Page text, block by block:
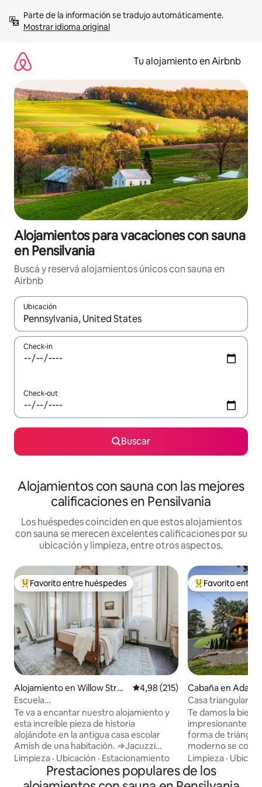
contenidoMostrar idioma original
Tu alojamiento en Airbnb
Alojamientos para vacaciones con sauna
en Pensilvania
Buscá y reservá alojamientos únicos con sauna en
Airbnb
Ubicación
Cuando los resultados estén disponibles, navegá con las
Check-in
Check-out
Buscar
Alojamientos con sauna con las mejores
calificaciones en Pensilvania
Los huéspedes coinciden en que estos alojamientos
con sauna se merecen excelentes calificaciones por su
ubicación y limpieza, entre otros aspectos.
Favorito entre los huéspedes más destacados
Favorito entre huéspedes
Alojamiento en Willow Stree
t
Calificación promedio: 4,98 de
4,98 (215)
Escuela
histórica|SAUNA|Jacuzzi|Fogata|Parrilla
Te va a encantar nuestro alojamiento y
esta increíble pieza de historia
alojándote en la antigua casa escolar
Amish de una habitación. ⇒Jacuzzi
Televisión inteligente de⇒ 55 pulgadas
Habitación con⇒ cama tamaño king
⇒Tranquilo, privado Se proporciona una
Limpieza · Ubicación · Estacionamiento
Favorito entre
Favorito entre
Cabaña en
Casa triangular en
barril|Cargador
Te damos la
impresionante y
forma de
moderno se
Este espacioso
y 3 baños cuenta
sauna de barril y
Limpieza ·
Prestaciones populares de los